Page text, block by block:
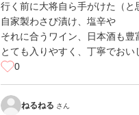
行く前に大将自ら手がけた（と
自家製わさび漬け、塩辛や
それに合うワイン、日本酒も豊
とても入りやすく、丁寧でおい
0
ねるねる さん